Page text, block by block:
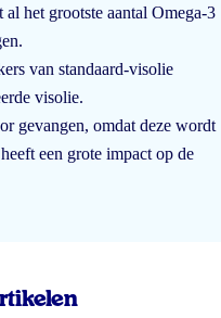
het grootste aantal Omega-3
van standaard-visolie
visolie.
gevangen, omdat deze wordt
een grote impact op de